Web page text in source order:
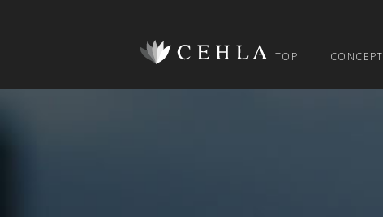
TOP CONCEPT